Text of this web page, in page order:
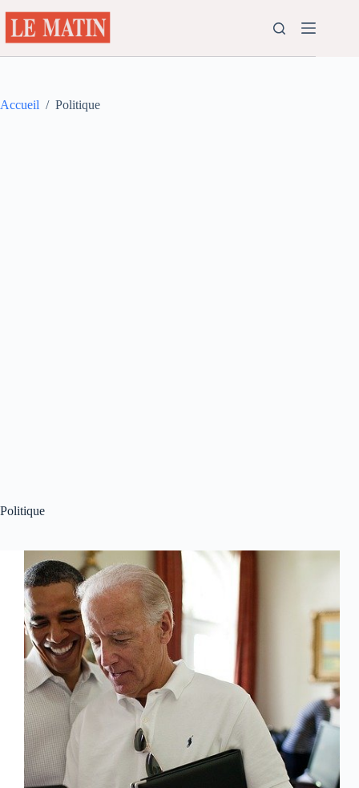
au
contenu
Accueil / Politique
Politique